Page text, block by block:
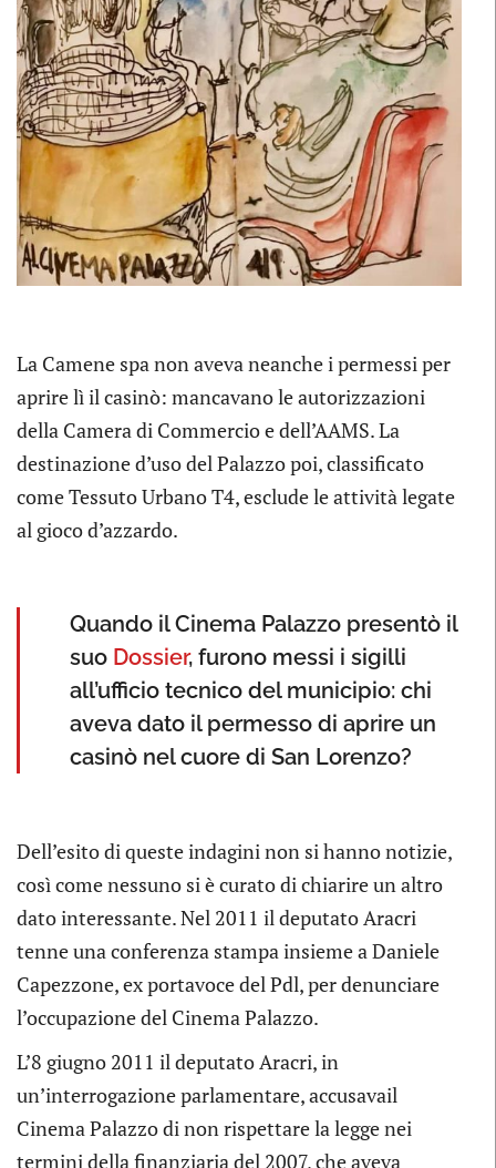
La Camene spa non aveva neanche i permessi per
aprire lì il casinò: mancavano le autorizzazioni
della Camera di Commercio e dell’AAMS. La
destinazione d’uso del Palazzo poi, classificato
come Tessuto Urbano T4, esclude le attività legate
al gioco d’azzardo.
Quando il Cinema Palazzo presentò il
suo Dossier, furono messi i sigilli
all’ufficio tecnico del municipio: chi
aveva dato il permesso di aprire un
casinò nel cuore di San Lorenzo?
Dell’esito di queste indagini non si hanno notizie,
così come nessuno si è curato di chiarire un altro
dato interessante. Nel 2011 il deputato Aracri
tenne una conferenza stampa insieme a Daniele
Capezzone, ex portavoce del Pdl, per denunciare
l’occupazione del Cinema Palazzo.
L’8 giugno 2011 il deputato Aracri, in
un’interrogazione parlamentare, accusavail
Cinema Palazzo di non rispettare la legge nei
termini della finanziaria del 2007, che aveva